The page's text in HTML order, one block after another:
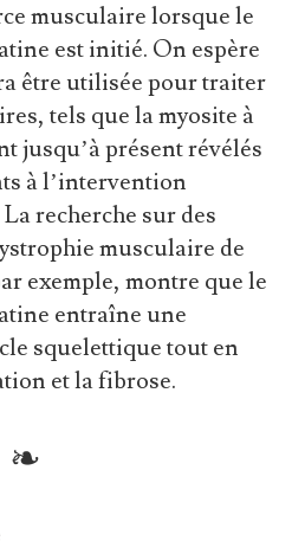
musculaire lorsque le
est initié. On espère
être utilisée pour traiter
tels que la myosite à
jusqu’à présent révélés
à l’intervention
recherche sur des
musculaire de
exemple, montre que le
entraîne une
squelettique tout en
et la fibrose.